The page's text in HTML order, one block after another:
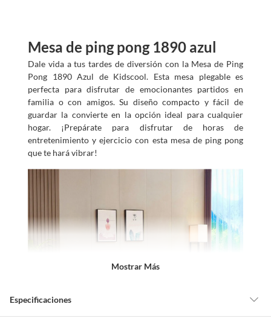
Mesa de ping pong 1890 azul
Dale vida a tus tardes de diversión con la Mesa de Ping
Pong 1890 Azul de Kidscool. Esta mesa plegable es
perfecta para disfrutar de emocionantes partidos en
familia o con amigos. Su diseño compacto y fácil de
guardar la convierte en la opción ideal para cualquier
hogar. ¡Prepárate para disfrutar de horas de
entretenimiento y ejercicio con esta mesa de ping pong
que te hará vibrar!
Mostrar Más
Especificaciones